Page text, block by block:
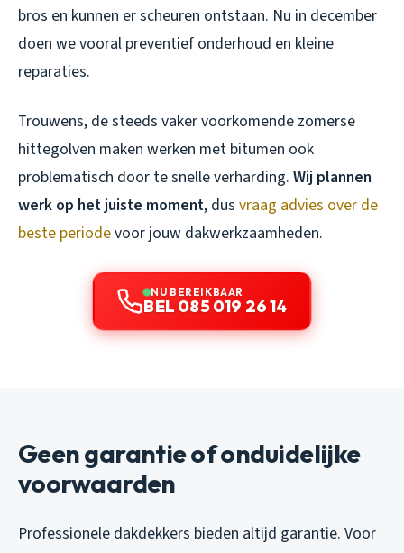
bros en kunnen er scheuren ontstaan. Nu in december
doen we vooral preventief onderhoud en kleine
reparaties.
Trouwens, de steeds vaker voorkomende zomerse
hittegolven maken werken met bitumen ook
problematisch door te snelle verharding. Wij plannen
werk op het juiste moment, dus vraag advies over de
beste periodevoor jouw dakwerkzaamheden.
NU BEREIKBAAR
BEL 085 019 26 14
Geen garantie of onduidelijke
voorwaarden
Professionele dakdekkers bieden altijd garantie. Voor